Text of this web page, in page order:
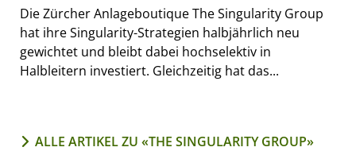
Die Zürcher Anlageboutique The Singularity Group
hat ihre Singularity-Strategien halbjährlich neu
gewichtet und bleibt dabei hochselektiv in
Halbleitern investiert. Gleichzeitig hat das...
ALLE ARTIKEL ZU «THE SINGULARITY GROUP»